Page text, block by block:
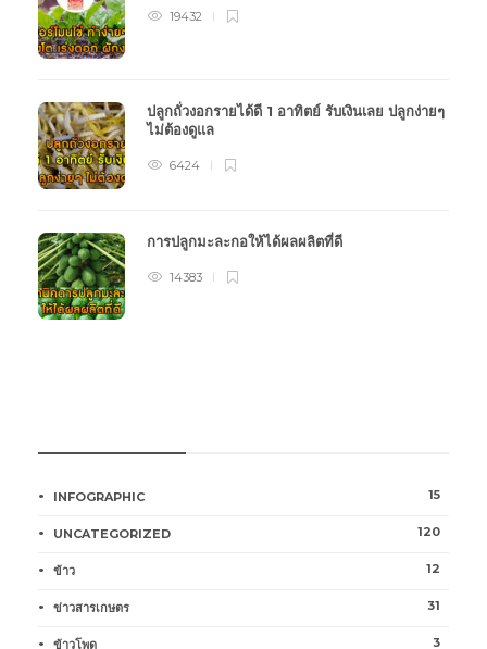
19432
ปลูกถั่วงอกรายได้ดี 1 อาทิตย์ รับเงินเลย ปลูกง่ายๆ
ไม่ต้องดูแล
6424
การปลูกมะละกอให้ได้ผลผลิตที่ดี
14383
INFOGRAPHIC 15
UNCATEGORIZED 120
ข้าว 12
ข่าวสารเกษตร 31
ข้าวโพด 3